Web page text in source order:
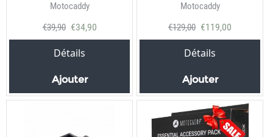
Motocaddy
€39,90 €34,90
Détails
Ajouter
Motocaddy
€129,00 €119,00
Détails
Ajouter